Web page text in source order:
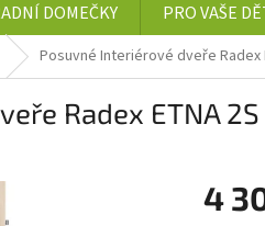
DOMEČKY PRO VAŠE
Posuvné Interiérové dveře Radex
Radex ETNA 2S
4